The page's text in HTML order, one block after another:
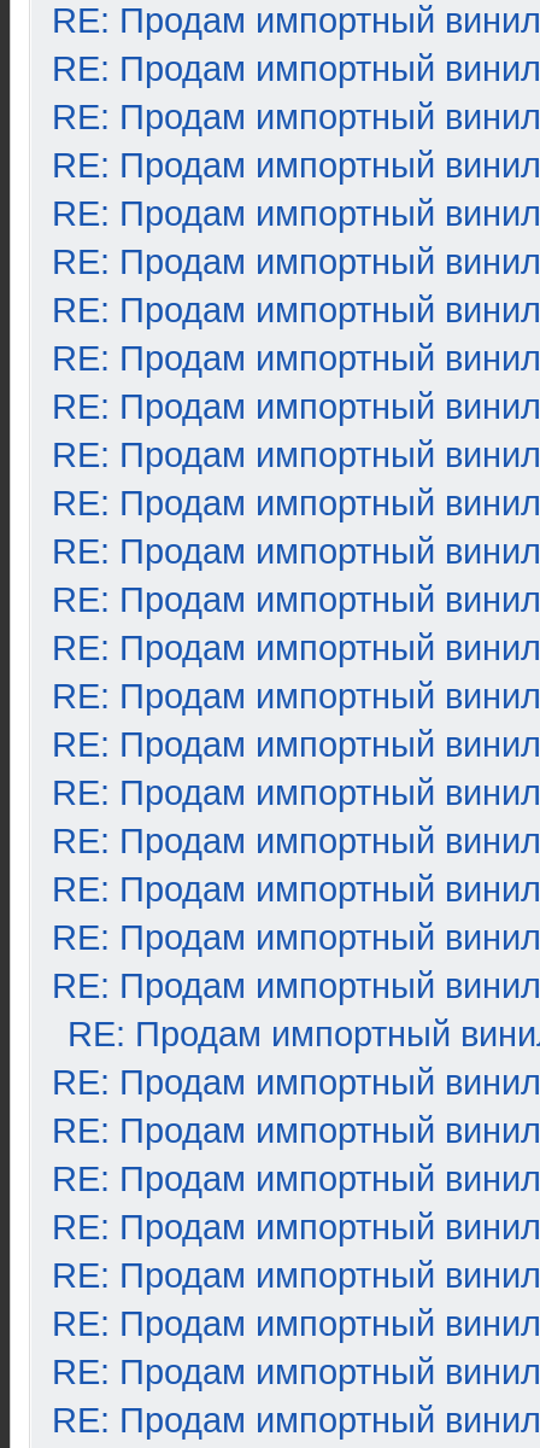
RE: Продам импортный винил
RE: Продам импортный винил
RE: Продам импортный винил
RE: Продам импортный винил
RE: Продам импортный винил
RE: Продам импортный винил
RE: Продам импортный винил
RE: Продам импортный винил
RE: Продам импортный винил
RE: Продам импортный винил
RE: Продам импортный винил
RE: Продам импортный винил
RE: Продам импортный винил
RE: Продам импортный винил
RE: Продам импортный винил
RE: Продам импортный винил
RE: Продам импортный винил
RE: Продам импортный винил
RE: Продам импортный винил
RE: Продам импортный винил
RE: Продам импортный винил
RE: Продам импортный
RE: Продам импортный винил
RE: Продам импортный винил
RE: Продам импортный винил
RE: Продам импортный винил
RE: Продам импортный винил
RE: Продам импортный винил
RE: Продам импортный винил
RE: Продам импортный винил